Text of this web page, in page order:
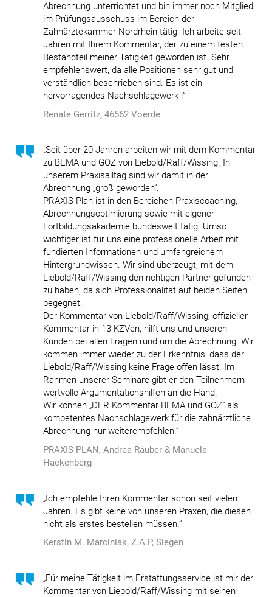
Abrechnung unterrichtet und bin immer noch Mitglied
im Prüfungsausschuss im Bereich der
Zahnärztekammer Nordrhein tätig. Ich arbeite seit
Jahren mit Ihrem Kommentar, der zu einem festen
Bestandteil meiner Tätigkeit geworden ist. Sehr
empfehlenswert, da alle Positionen sehr gut und
verständlich beschrieben sind. Es ist ein
hervorragendes Nachschlagewerk !“
Renate Gerritz, 46562 Voerde
„Seit über 20 Jahren arbeiten wir mit dem Kommentar
zu BEMA und GOZ von Liebold/Raff/Wissing. In
unserem Praxisalltag sind wir damit in der
Abrechnung „groß geworden“.
PRAXIS Plan ist in den Bereichen Praxiscoaching,
Abrechnungsoptimierung sowie mit eigener
Fortbildungsakademie bundesweit tätig. Umso
wichtiger ist für uns eine professionelle Arbeit mit
fundierten Informationen und umfangreichem
Hintergrundwissen. Wir sind überzeugt, mit dem
Liebold/Raff/Wissing den richtigen Partner gefunden
zu haben, da sich Professionalität auf beiden Seiten
begegnet.
Der Kommentar von Liebold/Raff/Wissing, offizieller
Kommentar in 13 KZVen, hilft uns und unseren
Kunden bei allen Fragen rund um die Abrechnung. Wir
kommen immer wieder zu der Erkenntnis, dass der
Liebold/Raff/Wissing keine Frage offen lässt. Im
Rahmen unserer Seminare gibt er den Teilnehmern
wertvolle Argumentationshilfen an die Hand.
Wir können „DER Kommentar BEMA und GOZ“ als
kompetentes Nachschlagewerk für die zahnärztliche
Abrechnung nur weiterempfehlen.“
PRAXIS PLAN, Andrea Räuber & Manuela
Hackenberg
„Ich empfehle Ihren Kommentar schon seit vielen
Jahren. Es gibt keine von unseren Praxen, die diesen
nicht als erstes bestellen müssen.“
Kerstin M. Marciniak, Z.A.P, Siegen
„Für meine Tätigkeit im Erstattungsservice ist mir der
Kommentar von Liebold/Raff/Wissing mit seinen